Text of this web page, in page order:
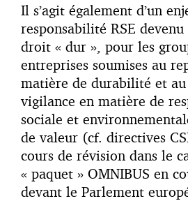
Il s’agit également d’un
responsabilité RSE
droit « dur », pour les
entreprises soumises au
matière de durabilité et
vigilance en matière de
sociale et
de valeur (cf. directives
cours de révision dans le
« paquet » OMNIBUS en
devant le Parlement